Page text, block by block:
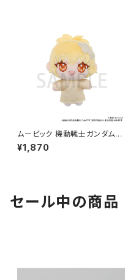
ムービック 機動戦士ガンダムSE
ED FREEDOM ぬいパル（ぬい
ぐるみマスコット）/カガリ・ユラ・
¥1,870
セール中の商品